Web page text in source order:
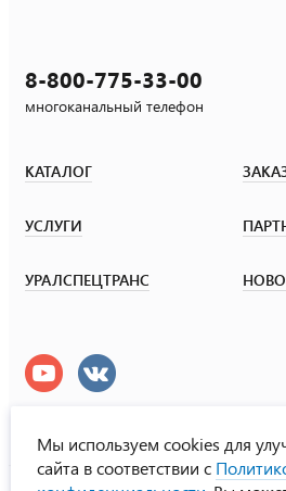
8-800-775-33-00
многоканальный телефон
КАТАЛОГ
УСЛУГИ
УРАЛСПЕЦТРАНС
Мы используем cookies для
сайта в соответствии с